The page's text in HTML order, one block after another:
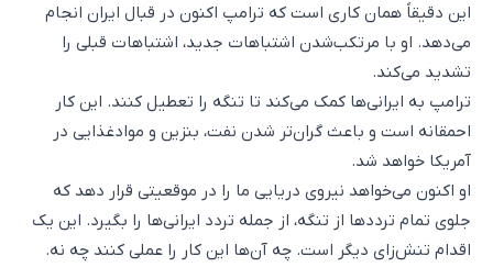
این دقیقاً همان کاری است که ترامپ اکنون در قبال ایران انجام
می‌دهد. او با مرتکب‌شدن اشتباهات جدید، اشتباهات قبلی را
تشدید می‌کند.
ترامپ به ایرانی‌ها کمک می‌کند تا تنگه را تعطیل کنند. این کار
احمقانه است و باعث گران‌تر شدن نفت، بنزین و موادغذایی در
آمریکا خواهد شد.
او اکنون می‌خواهد نیروی دریایی ما را در موقعیتی قرار دهد که
جلوی تمام ترددها از تنگه، از جمله تردد ایرانی‌ها را بگیرد. این یک
اقدام تنش‌زای دیگر است. چه آن‌ها این کار را عملی کنند چه نه.